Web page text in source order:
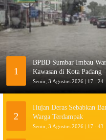
1
BPBD Sumbar Imbau
Kawasan di Kota Padang
Senin, 3 Agustus 2026 | 17 : 24
2
Hujan Deras Sebabkan
Warga Terdampak
Senin, 3 Agustus 2026 | 17 : 43